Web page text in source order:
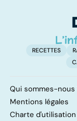
RECETTES
Qui sommes-nous
Mentions légales
Charte d'utilisation